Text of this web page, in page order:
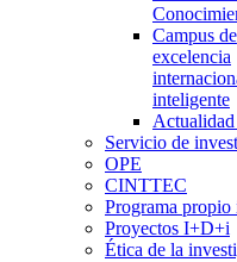
Campus de
excelencia
inteligente
Servicio de
OPE
CINTTEC
Programa propio
Proyectos I+D+i
Ética de la